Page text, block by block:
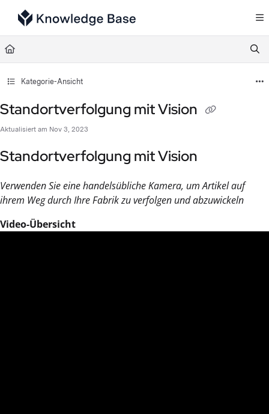
Documentation Index
Fetch the complete documentation index at:
Use this file to discover all available pages before exploring further.
Kategorie-Ansicht
Standortverfolgung mit Vision
Aktualisiert am Nov 3, 2023
Standortverfolgung mit Vision
Verwenden Sie eine handelsübliche Kamera, um Artikel auf
ihrem Weg durch Ihre Fabrik zu verfolgen und abzuwickeln
Video-Übersicht